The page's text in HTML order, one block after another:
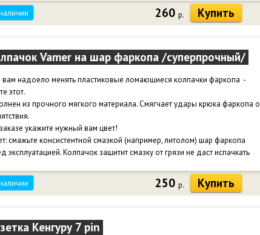
при протирке или другом контакте.
фиксация ослабевает от большого количества циклов снятия-
заглушки багажник приобретает неопрятный вид, начинает шуметь, можно
о край поперечины.
не потерять заглушки - рекомендуем посадить на клей или герметик.
260р. Купить
Vamer на шар фаркопа /суперпрочный/
вам надоело менять пластиковые ломающиеся колпачки фаркопа -
этот.
из прочного мягкого материала. Смягчает удары крюка фаркопа о
укажите нужный вам цвет!
смажьте консистентной смазкой (например, литолом) шар фаркопа
эксплуатацией. Колпачок защитит смазку от грязи не даст испачкать
250р. Купить
Кенгуру 7 pin